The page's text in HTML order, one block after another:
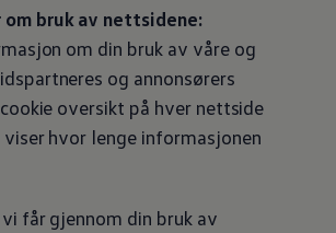
bruk av nettsidene:
om din bruk av våre og
og annonsørers
oversikt på hver nettside
hvor lenge informasjonen
får gjennom din bruk av